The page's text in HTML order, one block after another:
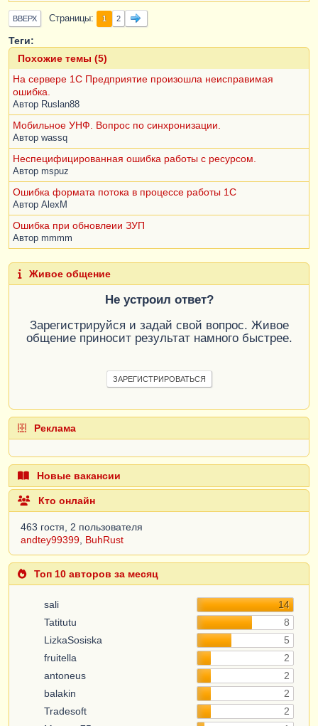
ВВЕРХ Страницы 1 2
Теги:
Похожие темы (5)
На сервере 1С Предприятие произошла неисправимая
ошибка.
Автор Ruslan88
Мобильное УНФ. Вопрос по синхронизации.
Автор wassq
Неспецифицированная ошибка работы с ресурсом.
Автор mspuz
Ошибка формата потока в процессе работы 1С
Автор AlexM
Ошибка при обновлеии ЗУП
Автор mmmm
Живое общение
Не устроил ответ?
Зарегистрируйся и задай свой вопрос. Живое
общение приносит результат намного быстрее.
ЗАРЕГИСТРИРОВАТЬСЯ
Реклама
Новые вакансии
Кто онлайн
463 гостя, 2 пользователя
andtey99399 BuhRust
Топ 10 авторов за месяц
sali
14
Tatitutu
8
LizkaSosiska
5
fruitella
2
antoneus
2
balakin
2
Tradesoft
2